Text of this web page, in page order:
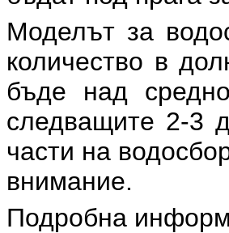
Моделът за
количество в
бъде над
следващите 2-3
части на
внимание.
Подробна